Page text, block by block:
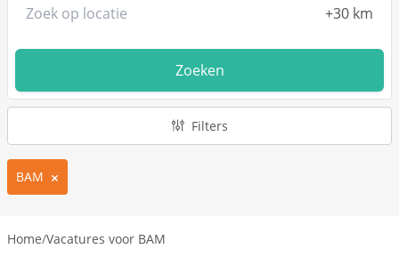
Zoeken
Filters
BAM
Home/Vacatures voor BAM